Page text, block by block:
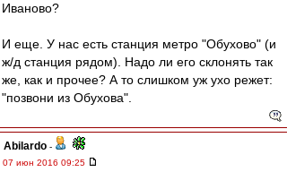
Иваново?
И еще. У нас есть станция метро "Обухово" (и
ж/д станция рядом). Надо ли его склонять так
же, как и прочее? А то слишком уж ухо режет:
"позвони из Обухова".
Abilardo -
07 июн 2016 09:25